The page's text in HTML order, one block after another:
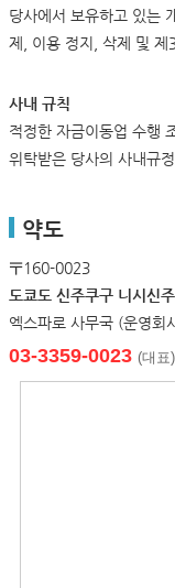
당사에서 보유하고 있는
제, 이용 정지, 삭제 및 제
사내 규칙
적정한 자금이동업 수행
위탁받은 당사의 사내규정.
약도
〒160-0023
도쿄도 신주쿠구 니시신
엑스파로 사무국 (운영회
03-3359-0023 (대표)